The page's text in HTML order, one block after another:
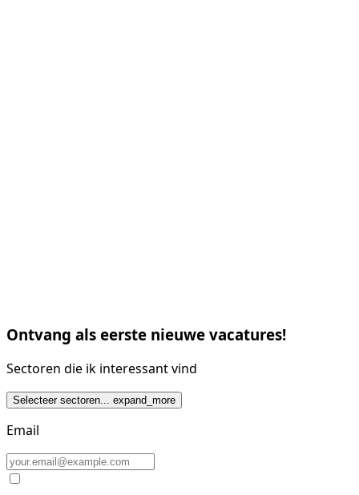
Ontvang als eerste nieuwe vacatures!
Sectoren die ik interessant vind
Selecteer sectoren... expand_more
Email